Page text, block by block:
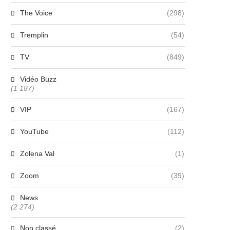
The Voice (298)
Tremplin (54)
TV (849)
Vidéo Buzz
(1 187)
VIP (167)
YouTube (112)
Zolena Val (1)
Zoom (39)
News
(2 274)
Non classé (2)